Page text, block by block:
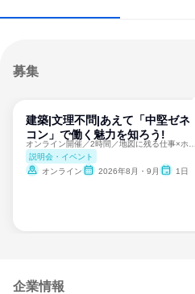
募集
建築|文理不問|あえて「中堅ゼネ
コン」で働く魅力を知ろう!
説明会・イベント
オンライン
2026年8月・9月 1日
企業情報